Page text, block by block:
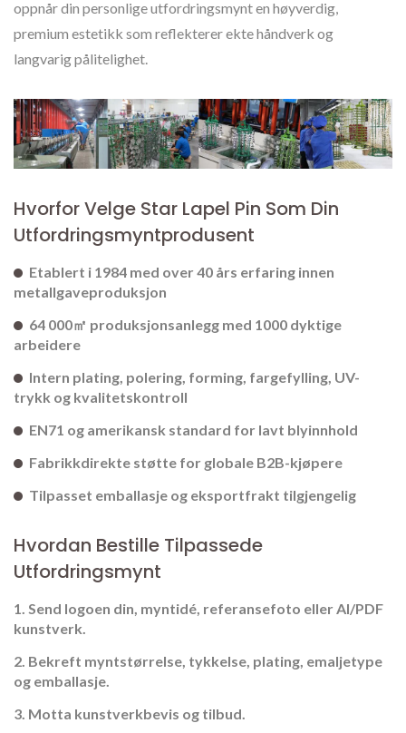
oppnår din personlige utfordringsmynt en høyverdig,
premium estetikk som reflekterer ekte håndverk og
langvarig pålitelighet.
Hvorfor Velge Star Lapel Pin Som Din
Utfordringsmyntprodusent
Etablert i 1984 med over 40 års erfaring innen
metallgaveproduksjon
64 000㎡ produksjonsanlegg med 1000 dyktige
arbeidere
Intern plating, polering, forming, fargefylling, UV-
trykk og kvalitetskontroll
EN71 og amerikansk standard for lavt blyinnhold
Fabrikkdirekte støtte for globale B2B-kjøpere
Tilpasset emballasje og eksportfrakt tilgjengelig
Hvordan Bestille Tilpassede
Utfordringsmynt
Send logoen din, myntidé, referansefoto eller AI/PDF
kunstverk.
Bekreft myntstørrelse, tykkelse, plating, emaljetype
og emballasje.
Motta kunstverkbevis og tilbud.